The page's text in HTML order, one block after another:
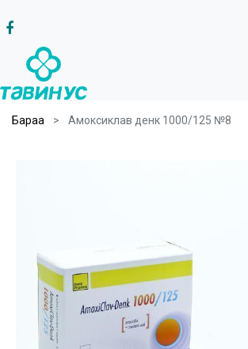
Бараа Амоксиклав денк 1000/125 №8